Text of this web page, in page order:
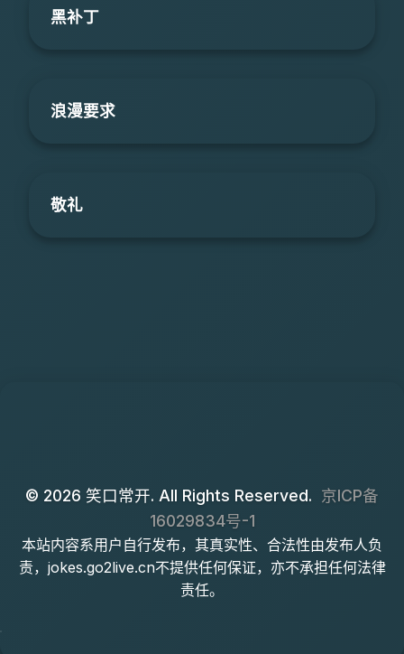
黑补丁
浪漫要求
敬礼
© 2026 笑口常开. All Rights Reserved. 京ICP备
16029834号-1
本站内容系用户自行发布，其真实性、合法性由发布人负
责，jokes.go2live.cn不提供任何保证，亦不承担任何法律
责任。